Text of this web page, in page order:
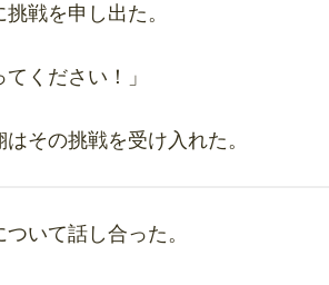
戦を申し出た。
ください！」
その挑戦を受け入れた。
いて話し合った。